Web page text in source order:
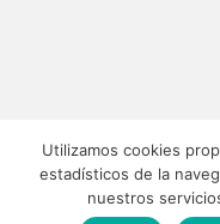
SOS HIMALAYA ES
Utilizamos cookies
estadísticos de la
nuestros